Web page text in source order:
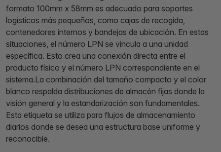
formato 100mm x 58mm es adecuado para soportes
logísticos más pequeños, como cajas de recogida,
contenedores internos y bandejas de ubicación. En estas
situaciones, el número LPN se vincula a una unidad
específica. Esto crea una conexión directa entre el
producto físico y el número LPN correspondiente en el
sistema.La combinación del tamaño compacto y el color
blanco respalda distribuciones de almacén fijas donde la
visión general y la estandarización son fundamentales.
Esta etiqueta se utiliza para flujos de almacenamiento
diarios donde se desea una estructura base uniforme y
reconocible.